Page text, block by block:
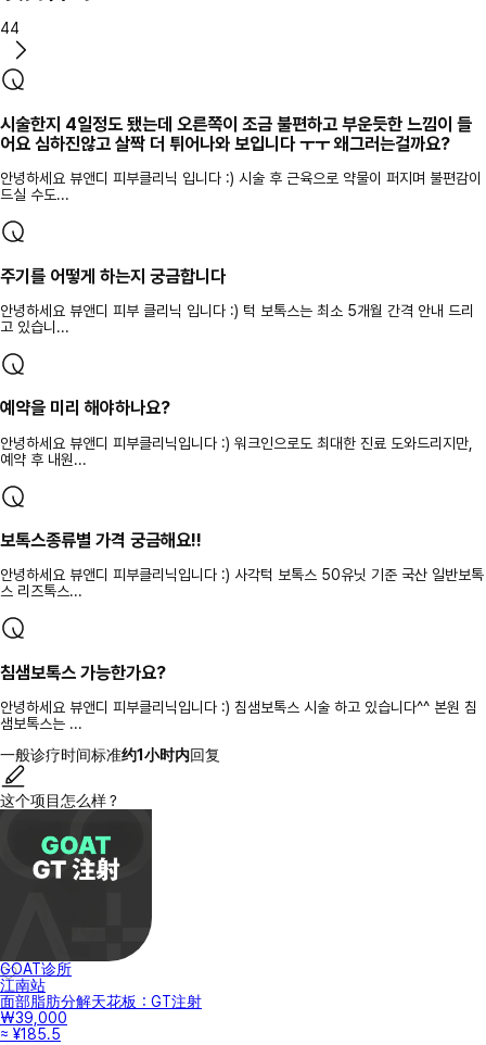
44
시술한지 4일정도 됐는데 오른쪽이 조금 불편하고 부운듯한 느낌이 들
어요 심하진않고 살짝 더 튀어나와 보입니다 ㅜㅜ 왜그러는걸까요?
안녕하세요 뷰앤디 피부클리닉 입니다 :) 시술 후 근육으로 약물이 퍼지며 불편감이
드실 수도...
주기를 어떻게 하는지 궁금합니다
안녕하세요 뷰앤디 피부 클리닉 입니다 :) 턱 보톡스는 최소 5개월 간격 안내 드리
고 있습니...
예약을 미리 해야하나요?
안녕하세요 뷰앤디 피부클리닉입니다 :) 워크인으로도 최대한 진료 도와드리지만,
예약 후 내원...
보톡스종류별 가격 궁금해요!!
안녕하세요 뷰앤디 피부클리닉입니다 :) 사각턱 보톡스 50유닛 기준 국산 일반보톡
스 리즈톡스...
침샘보톡스 가능한가요?
안녕하세요 뷰앤디 피부클리닉입니다 :) 침샘보톡스 시술 하고 있습니다^^ 본원 침
샘보톡스는 ...
一般诊疗时间标准约1小时内回复
这个项目怎么样？
GOAT诊所
江南站
面部脂肪分解天花板：GT注射
₩39,000
≈ ¥185.5